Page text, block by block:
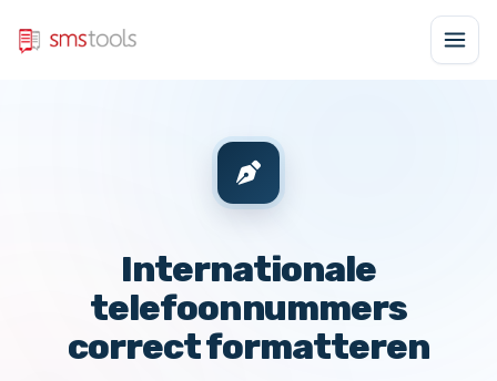
Internationale
telefoonnummers
correct formatteren